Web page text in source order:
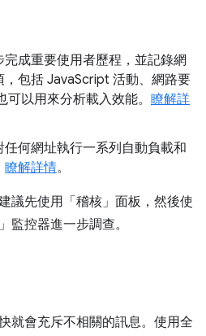
完成重要使用者歷程，並記錄網
，包括 JavaScript 活動、網路要
以用來分析載入效能。 瞭解詳
任何網址執行一系列自動負載和
瞭解詳情。
議先使用「稽核」 面板，然後使
監控器進一步調查。
就會充斥不相關的訊息。使用全